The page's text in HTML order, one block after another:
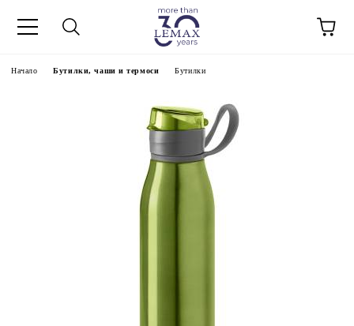
Начало Бутилки, чаши и термоси Бутилки